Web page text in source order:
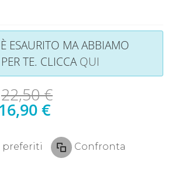
ESAURITO MA ABBIAMO
TE. CLICCAQUI
22,50 €
16,90 €
preferiti Confronta